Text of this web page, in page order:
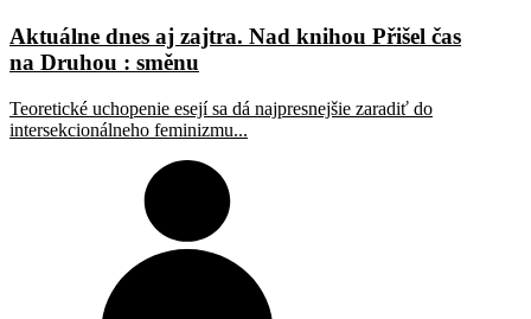
Aktuálne dnes aj zajtra. Nad knihou Přišel čas
na Druhou : směnu
Teoretické uchopenie esejí sa dá najpresnejšie zaradiť do
intersekcionálneho feminizmu...